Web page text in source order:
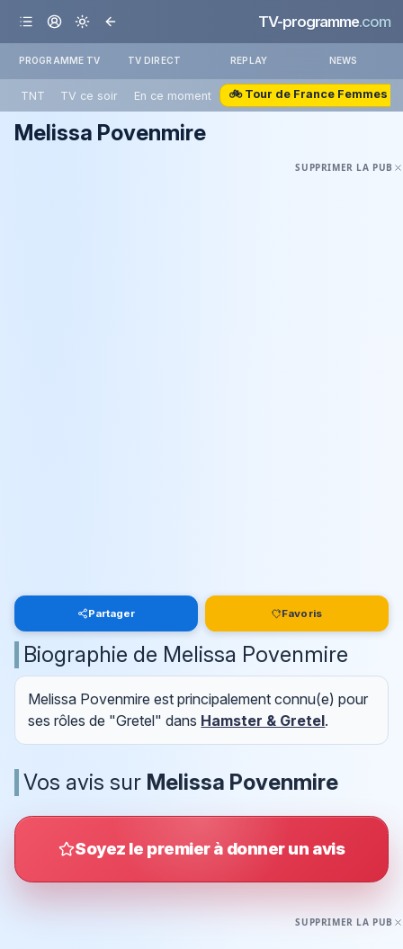
TV-programme.com
PROGRAMME TV TV DIRECT REPLAY NEWS
TNT TV ce soir En ce moment 🚲 Tour de France Femmes
Melissa Povenmire
SUPPRIMER LA PUB
Partager Favoris
Biographie de Melissa Povenmire
Melissa Povenmire est principalement connu(e) pour
ses rôles de "Gretel" dans Hamster & Gretel.
Vos avis sur Melissa Povenmire
Soyez le premier à donner un avis
SUPPRIMER LA PUB